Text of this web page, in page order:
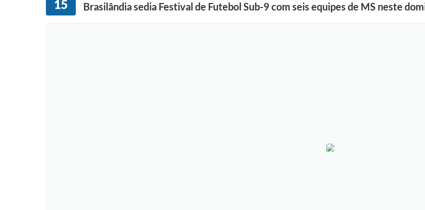
15 Brasilândia sedia Festival de Futebol Sub-9 com seis equipes de MS neste